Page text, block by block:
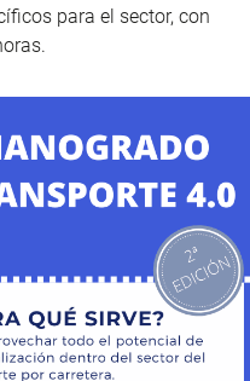
para el sector, con